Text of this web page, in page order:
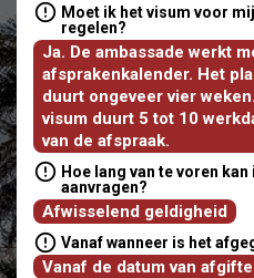
Moet ik het visum voor
regelen?
Ja. De ambassade werkt
afsprakenkalender. Het
duurt ongeveer vier
visum duurt 5 tot 10
van de afspraak.
Hoe lang van te voren
aanvragen?
Afwisselend geldigheid
Vanaf wanneer is het
Vanaf de datum van afgifte